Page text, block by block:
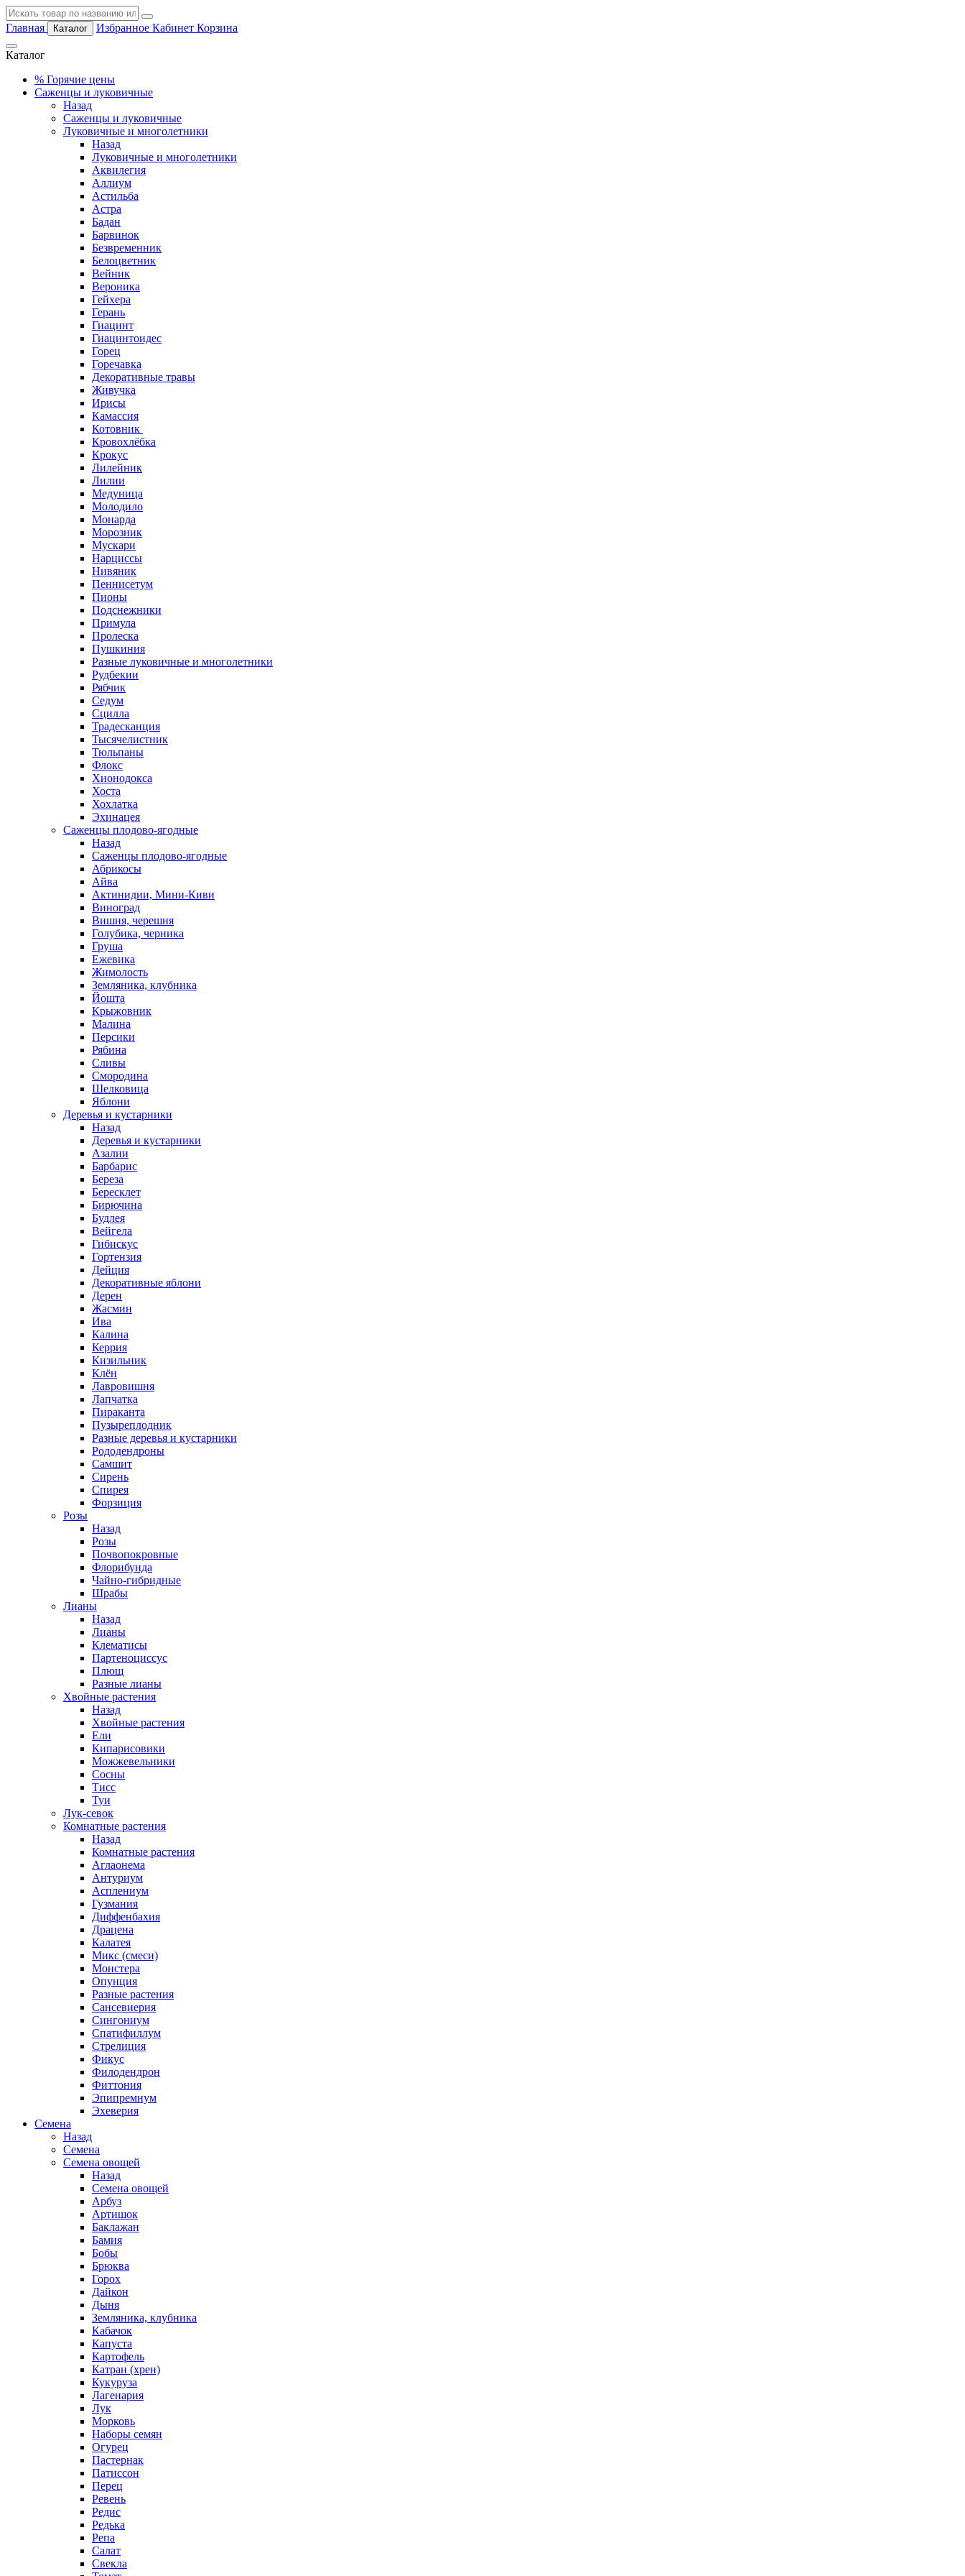
Главная Каталог Избранное Кабинет Корзина
Каталог
% Горячие цены
Саженцы и луковичные
Назад
Саженцы и луковичные
Луковичные и многолетники
Назад
Луковичные и многолетники
Аквилегия
Аллиум
Астильба
Астра
Бадан
Барвинок
Безвременник
Белоцветник
Вейник
Вероника
Гейхера
Герань
Гиацинт
Гиацинтоидес
Горец
Горечавка
Декоративные травы
Живучка
Ирисы
Камассия
Котовник
Кровохлёбка
Крокус
Лилейник
Лилии
Медуница
Молодило
Монарда
Морозник
Мускари
Нарциссы
Нивяник
Пеннисетум
Пионы
Подснежники
Примула
Пролеска
Пушкиния
Разные луковичные и многолетники
Рудбекии
Рябчик
Седум
Сцилла
Традесканция
Тысячелистник
Тюльпаны
Флокс
Хионодокса
Хоста
Хохлатка
Эхинацея
Саженцы плодово-ягодные
Назад
Саженцы плодово-ягодные
Абрикосы
Айва
Актинидии, Мини-Киви
Виноград
Вишня, черешня
Голубика, черника
Груша
Ежевика
Жимолость
Земляника, клубника
Йошта
Крыжовник
Малина
Персики
Рябина
Сливы
Смородина
Шелковица
Яблони
Деревья и кустарники
Назад
Деревья и кустарники
Азалии
Барбарис
Береза
Бересклет
Бирючина
Будлея
Вейгела
Гибискус
Гортензия
Дейция
Декоративные яблони
Дерен
Жасмин
Ива
Калина
Керрия
Кизильник
Клён
Лавровишня
Лапчатка
Пираканта
Пузыреплодник
Разные деревья и кустарники
Рододендроны
Самшит
Сирень
Спирея
Форзиция
Розы
Назад
Розы
Почвопокровные
Флорибунда
Чайно-гибридные
Шрабы
Лианы
Назад
Лианы
Клематисы
Партеноциссус
Плющ
Разные лианы
Хвойные растения
Назад
Хвойные растения
Ели
Кипарисовики
Можжевельники
Сосны
Тисс
Туи
Лук-севок
Комнатные растения
Назад
Комнатные растения
Аглаонема
Антуриум
Асплениум
Гузмания
Диффенбахия
Драцена
Калатея
Микс (смеси)
Монстера
Опунция
Разные растения
Сансевиерия
Сингониум
Спатифиллум
Стрелиция
Фикус
Филодендрон
Фиттония
Эпипремнум
Эхеверия
Семена
Назад
Семена
Семена овощей
Назад
Семена овощей
Арбуз
Артишок
Баклажан
Бамия
Бобы
Брюква
Горох
Дайкон
Дыня
Земляника, клубника
Кабачок
Капуста
Картофель
Катран (хрен)
Кукуруза
Лагенария
Лук
Морковь
Наборы семян
Огурец
Пастернак
Патиссон
Перец
Ревень
Редис
Редька
Репа
Салат
Свекла